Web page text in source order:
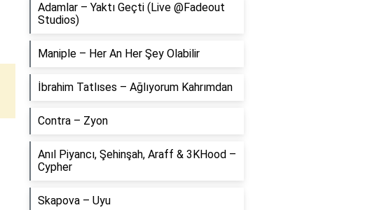
Adamlar – Yaktı Geçti (Live @Fadeout
Studios)
Maniple – Her An Her Şey Olabilir
İbrahim Tatlıses – Ağlıyorum Kahrımdan
Contra – Zyon
Anıl Piyancı, Şehinşah, Araff & 3KHood –
Cypher
Skapova – Uyu